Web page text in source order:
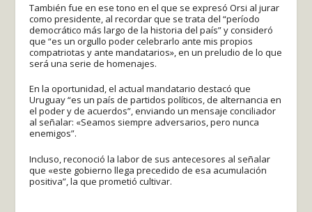
También fue en ese tono en el que se expresó Orsi al jurar
como presidente, al recordar que se trata del “período
democrático más largo de la historia del país” y consideró
que “es un orgullo poder celebrarlo ante mis propios
compatriotas y ante mandatarios», en un preludio de lo que
será una serie de homenajes.
En la oportunidad, el actual mandatario destacó que
Uruguay “es un país de partidos políticos, de alternancia en
el poder y de acuerdos”, enviando un mensaje conciliador
al señalar: «Seamos siempre adversarios, pero nunca
enemigos”.
Incluso, reconoció la labor de sus antecesores al señalar
que «este gobierno llega precedido de esa acumulación
positiva”, la que prometió cultivar.